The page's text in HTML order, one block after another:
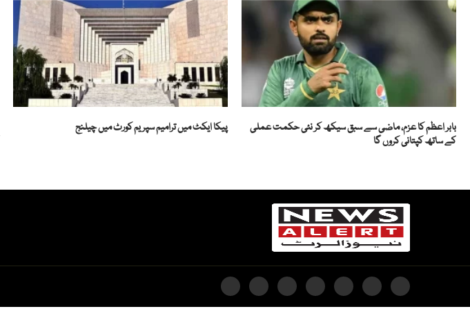
بابر اعظم کا عزم، ماضی سے سبق سیکھ کر نئی حکمت عملی
کے ساتھ کپتانی کروں گا
پیکا ایکٹ میں ترامیم سپریم کورٹ میں چیلنج